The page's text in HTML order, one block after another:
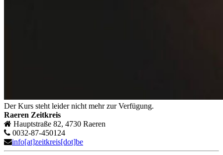
Der Kurs steht leider nicht mehr zur Verfügung.
Raeren Zeitkreis
Hauptstraße 82, 4730 Raeren
0032-87-450124
info[at]zeitkreis[dot]be